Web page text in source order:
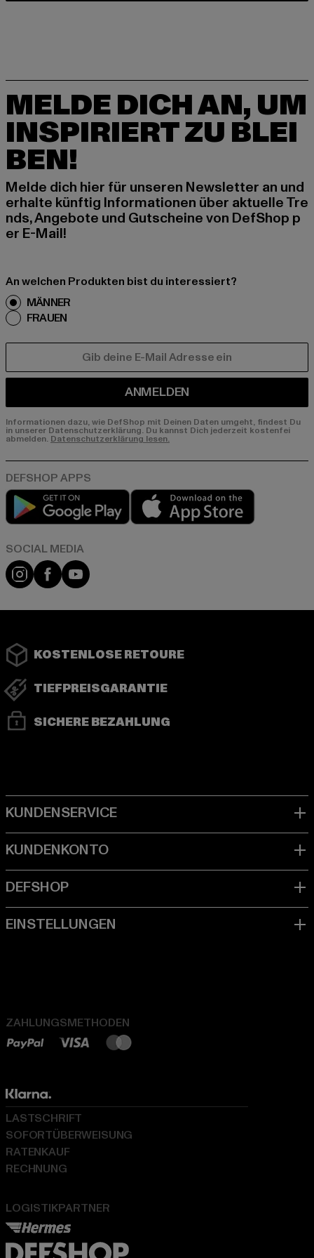
MELDE DICH AN, UM
INSPIRIERT ZU BLEI
BEN!
Melde dich hier für unseren Newsletter an und
erhalte künftig Informationen über aktuelle Tre
nds, Angebote und Gutscheine von DefShop p
er E-Mail!
An welchen Produkten bist du interessiert?
MÄNNER
FRAUEN
ANMELDEN
Informationen dazu, wie DefShop mit Deinen Daten umgeht, findest Du
in unserer Datenschutzerklärung. Du kannst Dich jederzeit kostenfei
abmelden. Datenschutzerklärung lesen.
Play market
App store
Instagram
FacebookYouTube
KOSTENLOSE RETOURE
TIEFPREISGARANTIE
SICHERE BEZAHLUNG
ZAHLUNGSMETHODEN
LOGISTIKPARTNER
LASTSCHRIFT
SOFORTÜBERWEISUNG
RATENKAUF
RECHNUNG